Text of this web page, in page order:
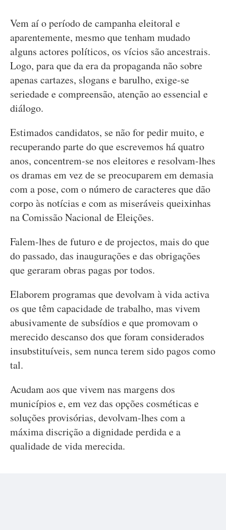
Vem aí o período de campanha eleitoral e
aparentemente, mesmo que tenham mudado
alguns actores políticos, os vícios são ancestrais.
Logo, para que da era da propaganda não sobre
apenas cartazes, slogans e barulho, exige-se
seriedade e compreensão, atenção ao essencial e
diálogo.
Estimados candidatos, se não for pedir muito, e
recuperando parte do que escrevemos há quatro
anos, concentrem-se nos eleitores e resolvam-lhes
os dramas em vez de se preocuparem em demasia
com a pose, com o número de caracteres que dão
corpo às notícias e com as miseráveis queixinhas
na Comissão Nacional de Eleições.
Falem-lhes de futuro e de projectos, mais do que
do passado, das inaugurações e das obrigações
que geraram obras pagas por todos.
Elaborem programas que devolvam à vida activa
os que têm capacidade de trabalho, mas vivem
abusivamente de subsídios e que promovam o
merecido descanso dos que foram considerados
insubstituíveis, sem nunca terem sido pagos como
tal.
Acudam aos que vivem nas margens dos
municípios e, em vez das opções cosméticas e
soluções provisórias, devolvam-lhes com a
máxima discrição a dignidade perdida e a
qualidade de vida merecida.